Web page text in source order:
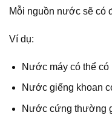
Mỗi nguồn nước sẽ có
Ví dụ:
Nước máy có thể có
Nước giếng khoan
Nước cứng thường